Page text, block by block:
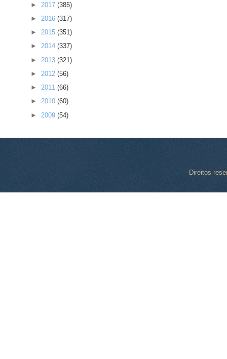
► 2017 (385)
► 2016 (317)
► 2015 (351)
► 2014 (337)
► 2013 (321)
► 2012 (56)
► 2011 (66)
► 2010 (60)
► 2009 (54)
Direitos